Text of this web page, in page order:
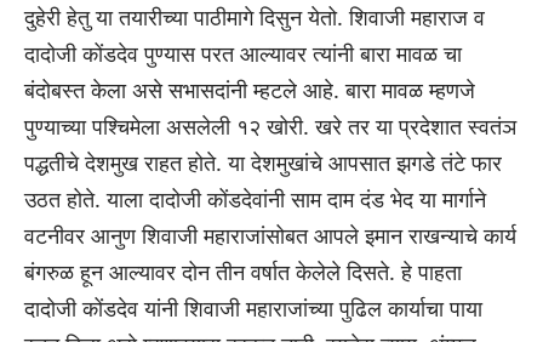
दुहेरी हेतु या तयारीच्या पाठीमागे दिसुन येतो. शिवाजी महाराज व
दादोजी कोंडदेव पुण्यास परत आल्यावर त्यांनी बारा मावळ चा
बंदोबस्त केला असे सभासदांनी म्हटले आहे. बारा मावळ म्हणजे
पुण्याच्या पश्चिमेला असलेली १२ खोरी. खरे तर या प्रदेशात स्वतंञ
पद्धतीचे देशमुख राहत होते. या देशमुखांचे आपसात झगडे तंटे फार
उठत होते. याला दादोजी कोंडदेवांनी साम दाम दंड भेद या मार्गाने
वटनीवर आनुण शिवाजी महाराजांसोबत आपले इमान राखन्याचे कार्य
बंगरुळ हून आल्यावर दोन तीन वर्षात केलेले दिसते. हे पाहता
दादोजी कोंडदेव यांनी शिवाजी महाराजांच्या पुढिल कार्याचा पाया